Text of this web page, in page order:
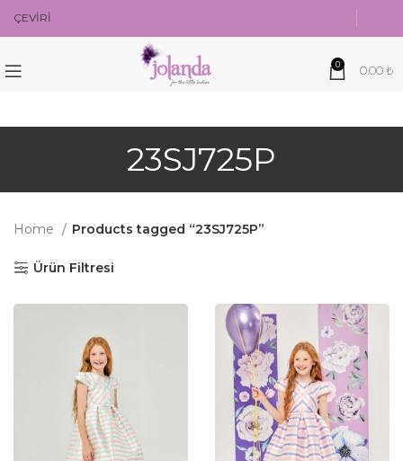
ÇEVİRİ
0 0.00₺
23SJ725P
Home Products tagged “23SJ725P”
Ürün Filtresi